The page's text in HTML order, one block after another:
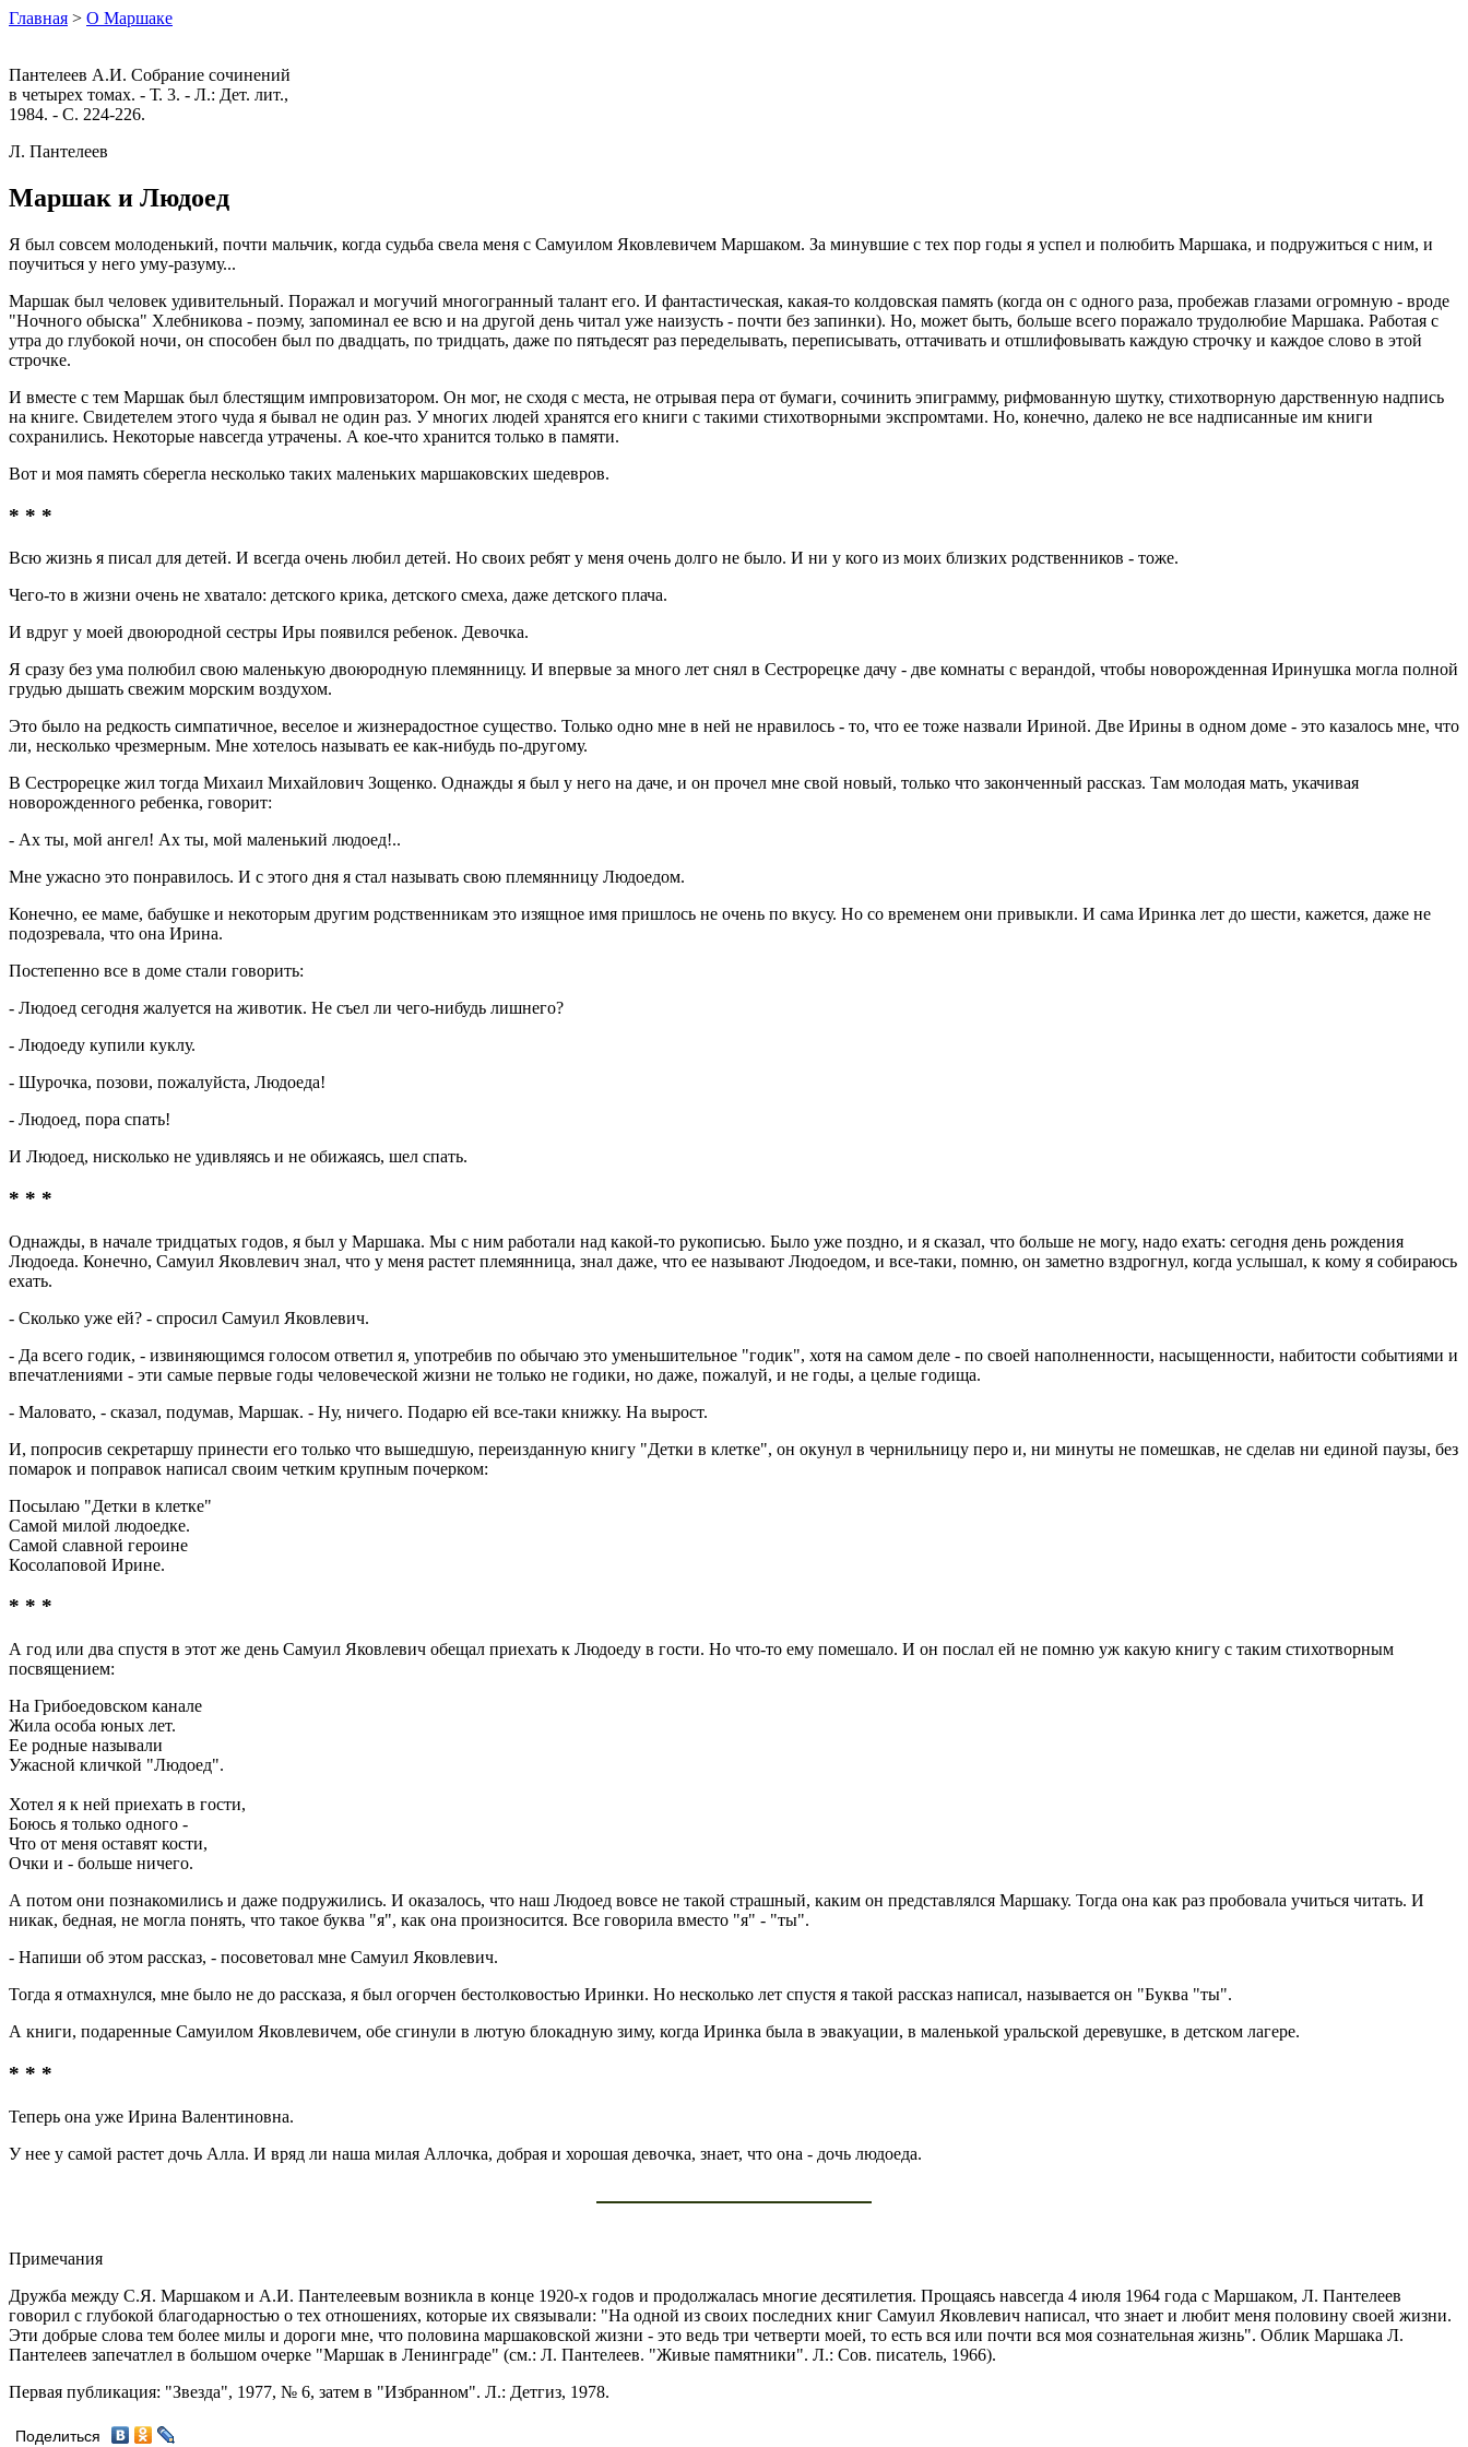
Главная > О Маршаке
Пантелеев А.И. Собрание сочинений
в четырех томах. - Т. 3. - Л.: Дет. лит.,
1984. - С. 224-226.
Л. Пантелеев
Маршак и Людоед
Я был совсем молоденький, почти мальчик, когда судьба свела меня с Самуилом Яковлевичем Маршаком. За минувшие с тех пор годы я успел и полюбить Маршака, и подружиться с ним, и
поучиться у него уму-разуму...
Маршак был человек удивительный. Поражал и могучий многогранный талант его. И фантастическая, какая-то колдовская память (когда он с одного раза, пробежав глазами огромную - вроде
"Ночного обыска" Хлебникова - поэму, запоминал ее всю и на другой день читал уже наизусть - почти без запинки). Но, может быть, больше всего поражало трудолюбие Маршака. Работая с
утра до глубокой ночи, он способен был по двадцать, по тридцать, даже по пятьдесят раз переделывать, переписывать, оттачивать и отшлифовывать каждую строчку и каждое слово в этой
строчке.
И вместе с тем Маршак был блестящим импровизатором. Он мог, не сходя с места, не отрывая пера от бумаги, сочинить эпиграмму, рифмованную шутку, стихотворную дарственную надпись
на книге. Свидетелем этого чуда я бывал не один раз. У многих людей хранятся его книги с такими стихотворными экспромтами. Но, конечно, далеко не все надписанные им книги
сохранились. Некоторые навсегда утрачены. А кое-что хранится только в памяти.
Вот и моя память сберегла несколько таких маленьких маршаковских шедевров.
* * *
Всю жизнь я писал для детей. И всегда очень любил детей. Но своих ребят у меня очень долго не было. И ни у кого из моих близких родственников - тоже.
Чего-то в жизни очень не хватало: детского крика, детского смеха, даже детского плача.
И вдруг у моей двоюродной сестры Иры появился ребенок. Девочка.
Я сразу без ума полюбил свою маленькую двоюродную племянницу. И впервые за много лет снял в Сестрорецке дачу - две комнаты с верандой, чтобы новорожденная Иринушка могла полной
грудью дышать свежим морским воздухом.
Это было на редкость симпатичное, веселое и жизнерадостное существо. Только одно мне в ней не нравилось - то, что ее тоже назвали Ириной. Две Ирины в одном доме - это казалось мне, что
ли, несколько чрезмерным. Мне хотелось называть ее как-нибудь по-другому.
В Сестрорецке жил тогда Михаил Михайлович Зощенко. Однажды я был у него на даче, и он прочел мне свой новый, только что законченный рассказ. Там молодая мать, укачивая
новорожденного ребенка, говорит:
- Ах ты, мой ангел! Ах ты, мой маленький людоед!..
Мне ужасно это понравилось. И с этого дня я стал называть свою племянницу Людоедом.
Конечно, ее маме, бабушке и некоторым другим родственникам это изящное имя пришлось не очень по вкусу. Но со временем они привыкли. И сама Иринка лет до шести, кажется, даже не
подозревала, что она Ирина.
Постепенно все в доме стали говорить:
- Людоед сегодня жалуется на животик. Не съел ли чего-нибудь лишнего?
- Людоеду купили куклу.
- Шурочка, позови, пожалуйста, Людоеда!
- Людоед, пора спать!
И Людоед, нисколько не удивляясь и не обижаясь, шел спать.
* * *
Однажды, в начале тридцатых годов, я был у Маршака. Мы с ним работали над какой-то рукописью. Было уже поздно, и я сказал, что больше не могу, надо ехать: сегодня день рождения
Людоеда. Конечно, Самуил Яковлевич знал, что у меня растет племянница, знал даже, что ее называют Людоедом, и все-таки, помню, он заметно вздрогнул, когда услышал, к кому я собираюсь
ехать.
- Сколько уже ей? - спросил Самуил Яковлевич.
- Да всего годик, - извиняющимся голосом ответил я, употребив по обычаю это уменьшительное "годик", хотя на самом деле - по своей наполненности, насыщенности, набитости событиями и
впечатлениями - эти самые первые годы человеческой жизни не только не годики, но даже, пожалуй, и не годы, а целые годища.
- Маловато, - сказал, подумав, Маршак. - Ну, ничего. Подарю ей все-таки книжку. На вырост.
И, попросив секретаршу принести его только что вышедшую, переизданную книгу "Детки в клетке", он окунул в чернильницу перо и, ни минуты не помешкав, не сделав ни единой паузы, без
помарок и поправок написал своим четким крупным почерком:
Посылаю "Детки в клетке"
Самой милой людоедке.
Самой славной героине
Косолаповой Ирине.
* * *
А год или два спустя в этот же день Самуил Яковлевич обещал приехать к Людоеду в гости. Но что-то ему помешало. И он послал ей не помню уж какую книгу с таким стихотворным
посвящением:
На Грибоедовском канале
Жила особа юных лет.
Ее родные называли
Ужасной кличкой "Людоед".
Хотел я к ней приехать в гости,
Боюсь я только одного -
Что от меня оставят кости,
Очки и - больше ничего.
А потом они познакомились и даже подружились. И оказалось, что наш Людоед вовсе не такой страшный, каким он представлялся Маршаку. Тогда она как раз пробовала учиться читать. И
никак, бедная, не могла понять, что такое буква "я", как она произносится. Все говорила вместо "я" - "ты".
- Напиши об этом рассказ, - посоветовал мне Самуил Яковлевич.
Тогда я отмахнулся, мне было не до рассказа, я был огорчен бестолковостью Иринки. Но несколько лет спустя я такой рассказ написал, называется он "Буква "ты".
А книги, подаренные Самуилом Яковлевичем, обе сгинули в лютую блокадную зиму, когда Иринка была в эвакуации, в маленькой уральской деревушке, в детском лагере.
* * *
Теперь она уже Ирина Валентиновна.
У нее у самой растет дочь Алла. И вряд ли наша милая Аллочка, добрая и хорошая девочка, знает, что она - дочь людоеда.
Примечания
Дружба между С.Я. Маршаком и А.И. Пантелеевым возникла в конце 1920-х годов и продолжалась многие десятилетия. Прощаясь навсегда 4 июля 1964 года с Маршаком, Л. Пантелеев
говорил с глубокой благодарностью о тех отношениях, которые их связывали: "На одной из своих последних книг Самуил Яковлевич написал, что знает и любит меня половину своей жизни.
Эти добрые слова тем более милы и дороги мне, что половина маршаковской жизни - это ведь три четверти моей, то есть вся или почти вся моя сознательная жизнь". Облик Маршака Л.
Пантелеев запечатлел в большом очерке "Маршак в Ленинграде" (см.: Л. Пантелеев. "Живые памятники". Л.: Сов. писатель, 1966).
Первая публикация: "Звезда", 1977, № 6, затем в "Избранном". Л.: Детгиз, 1978.
Поделиться